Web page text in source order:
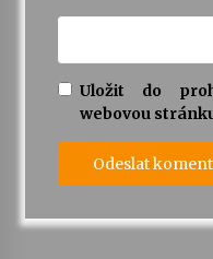
Uložit do
webovou